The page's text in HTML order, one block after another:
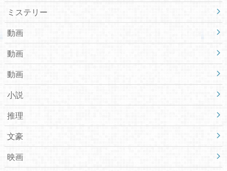
ミステリー
動画
動画
動画
小説
推理
文豪
映画